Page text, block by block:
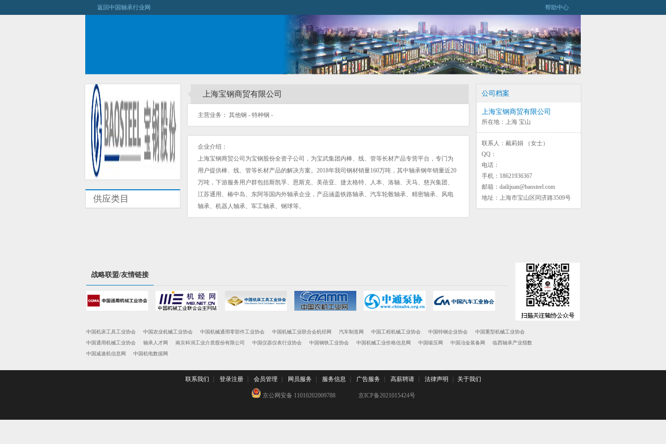
返回中国轴承行业网 帮助中心
供应类目
上海宝钢商贸有限公司
主营业务： 其他钢 - 特种钢 -
企业介绍：
上海宝钢商贸公司为宝钢股份全资子公司，为宝武集团内棒、线、管等长材产品专营平台，专门为
用户提供棒、线、管等长材产品的解决方案。2018年我司钢材销量160万吨，其中轴承钢年销量近20
万吨，下游服务用户群包括斯凯孚、恩斯克、美蓓亚、捷太格特、人本、洛轴、天马、慈兴集团、
江苏通用、椿中岛、东阿等国内外轴承企业，产品涵盖铁路轴承、汽车轮毂轴承、精密轴承、风电
轴承、机器人轴承、军工轴承、钢球等。
公司档案
上海宝钢商贸有限公司
所在地：上海 宝山
联系人：戴莉娟 （女士）
QQ：
电话：
手机：18621936367
邮箱：dailijuan@baosteel.com
地址：上海市宝山区同济路3509号
战略联盟/友情链接
中国机床工具工业协会 中国农业机械工业协会 中国机械通用零部件工业协会 中国机械工业联合会机经网 汽车制造网 中国工程机械工业协会 中国特钢企业协会
中国重型机械工业协会
中国通用机械工业协会
轴承人才网 南京科润工业介质股份有限公司 中国仪器仪表行业协会 中国钢铁工业协会 中国机械工业价格信息网 中国锻压网 中国冶金装备网
临西轴承产业指数
中国减速机信息网
中国机电数据网
联系我们 登录注册 会员管理 网员服务 服务信息 广告服务 高薪聘请 法律声明 关于我们
京公网安备 11010202009788 京ICP备2021015424号